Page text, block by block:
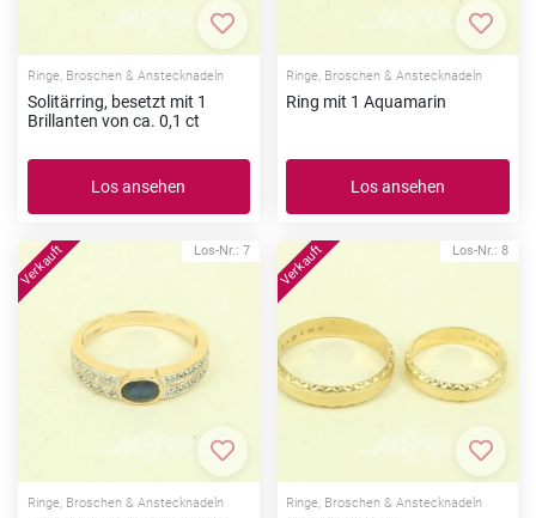
Zur Merkliste hinzufügen
Ringe, Broschen & Anstecknadeln
Solitärring, besetzt mit 1
Brillanten von ca. 0,1 ct
Los ansehen
Zur
Ringe, Broschen & Anstecknadeln
Ring mit 1 Aquamarin
Los ansehen
Los-Nr.: 7
Zur Merkliste hinzufügen
Ringe, Broschen & Anstecknadeln
Los-Nr.: 8
Zur
Ringe, Broschen & Anstecknadeln